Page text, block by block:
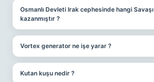
Osmanlı Devleti Irak cephesinde hangi Savaşı
kazanmıştır ?
Vortex generator ne işe yarar ?
Kutan kuşu nedir ?